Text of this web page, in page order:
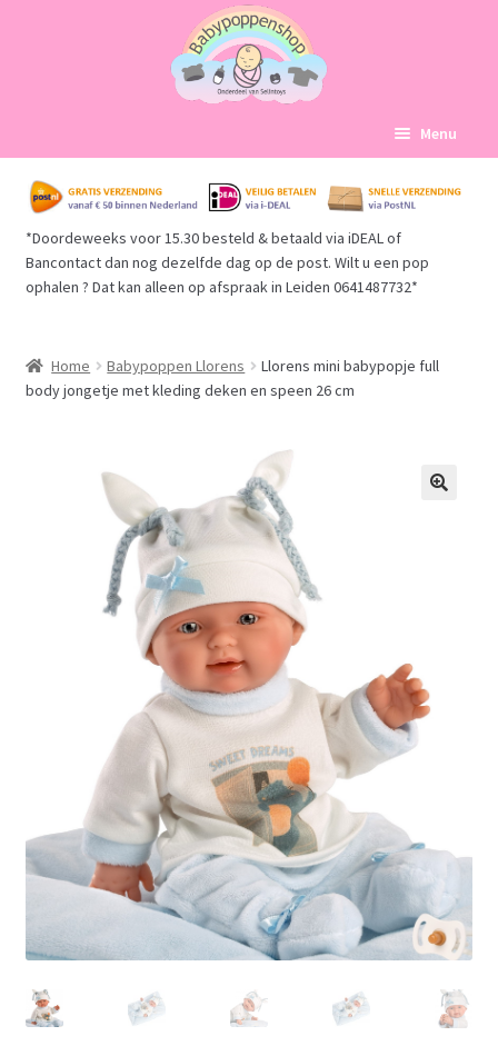
naar
navigatie
de
inhoud
Menu
Home
Babypoppen Afdelingen
Mijn account
Afrekenen
*Doordeweeks voor 15.30 besteld & betaald via iDEAL of
Bancontact dan nog dezelfde dag op de post. Wilt u een pop
ophalen ? Dat kan alleen op afspraak in Leiden 0641487732*
Home Babypoppen Llorens
Llorens mini babypopje full
body jongetje met kleding deken en speen 26 cm